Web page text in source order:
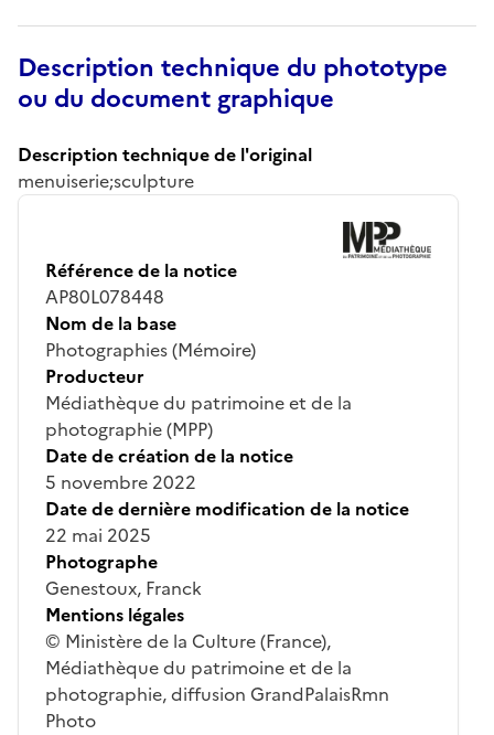
Description technique du phototype
ou du document graphique
Description technique de l'original
menuiserie;sculpture
Référence de la notice
AP80L078448
Nom de la base
Photographies (Mémoire)
Producteur
Médiathèque du patrimoine et de la
photographie (MPP)
Date de création de la notice
5 novembre 2022
Date de dernière modification de la notice
22 mai 2025
Photographe
Genestoux, Franck
Mentions légales
© Ministère de la Culture (France),
Médiathèque du patrimoine et de la
photographie, diffusion GrandPalaisRmn
Photo